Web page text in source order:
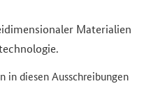
Ma­te­ria­li­en
in die­sen Aus­schrei­bun­gen